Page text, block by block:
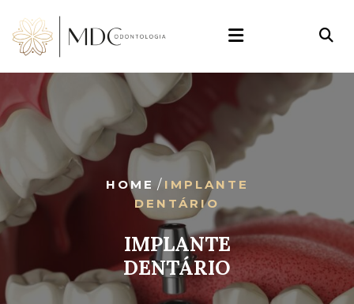
HOME / IMPLANTE
DENTÁRIO
IMPLANTE
DENTÁRIO